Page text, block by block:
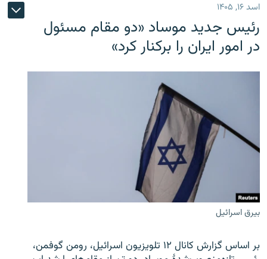
اسد ۱۶, ۱۴۰۵
رئیس جدید موساد «دو مقام مسئول
در امور ایران را برکنار کرد»
بیرق اسرائیل
بر اساس گزارش کانال ۱۲ تلویزیون اسرائیل، رومن گوفمن،